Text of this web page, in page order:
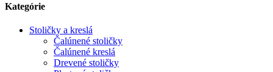
Kategórie
Stoličky a kreslá
Čalúnené stoličky
Čalúnené kreslá
Drevené stoličky